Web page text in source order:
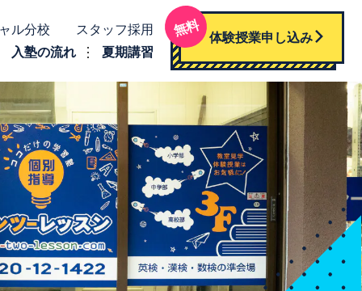
ル分校
スタッフ採用
入塾の流れ
夏期講習
無料
体験授業申し込み